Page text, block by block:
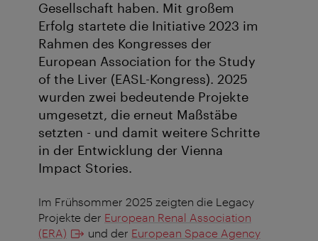
Gesellschaft haben. Mit großem
Erfolg startete die Initiative 2023 im
Rahmen des Kongresses der
European Association for the Study
of the Liver (EASL-Kongress). 2025
wurden zwei bedeutende Projekte
umgesetzt, die erneut Maßstäbe
setzten - und damit weitere Schritte
in der Entwicklung der Vienna
Impact Stories.
Im Frühsommer 2025 zeigten die Legacy
Projekte der European Renal Association
(ERA)
und der European Space Agency